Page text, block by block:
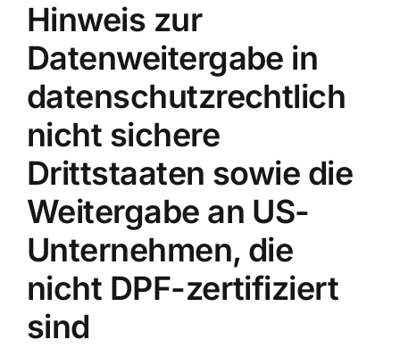
Hinweis zur
Datenweitergabe in
datenschutzrechtlich
nicht sichere
Drittstaaten sowie die
Weitergabe an US-
Unternehmen, die
nicht DPF-zertifiziert
sind